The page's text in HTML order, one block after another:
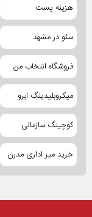
هزینه پست
سئو در مشهد
فروشگاه انتخاب من
میکروبلیدینگ ابرو
کوچینگ سازمانی
خرید میز اداری مدرن